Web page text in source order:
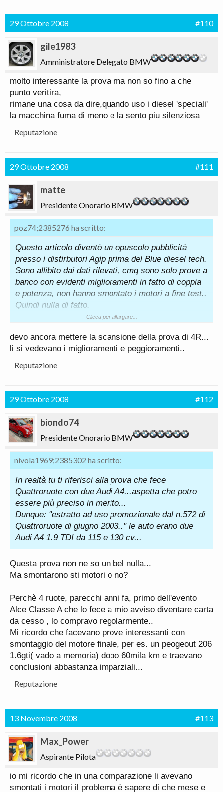
29 Ottobre 2008 #110
gile1983
Amministratore Delegato BMW
molto interessante la prova ma non so fino a che
punto veritira,
rimane una cosa da dire,quando uso i diesel 'speciali'
la macchina fuma di meno e la sento piu silenziosa
Reputazione
29 Ottobre 2008 #111
matte
Presidente Onorario BMW
poz74;2385276 ha scritto:
Questo articolo diventò un opuscolo pubblicità
presso i distirbutori Agip prima del Blue diesel tech.
Sono allibito dai dati rilevati, cmq sono solo prove a
banco con evidenti miglioramenti in fatto di coppia
e potenza, non hanno smontato i motori a fine test..
Quindi nulla di fatto.
Chettelodicoaffà??? In Inglese "Forget about it"
Più bello .
Clicca per allargare...
devo ancora mettere la scansione della prova di 4R...
li si vedevano i miglioramenti e peggioramenti..
Reputazione
29 Ottobre 2008 #112
biondo74
Presidente Onorario BMW
nivola1969;2385302 ha scritto:
In realtà tu ti riferisci alla prova che fece
Quattroruote con due Audi A4...aspetta che potro
essere più preciso in merito...
Dunque: "estratto ad uso promozionale dal n.572 di
Quattroruote di giugno 2003.." le auto erano due
Audi A4 1.9 TDI da 115 e 130 cv...
Questa prova non ne so un bel nulla...
Ma smontarono sti motori o no?
Perchè 4 ruote, parecchi anni fa, primo dell'evento
Alce Classe A che lo fece a mio avviso diventare carta
da cesso , lo compravo regolarmente..
Mi ricordo che facevano prove interessanti con
smontaggio del motore finale, per es. un peogeout 206
1.6gti( vado a memoria) dopo 60mila km e traevano
conclusioni abbastanza imparziali...
Reputazione
13 Novembre 2008 #113
Max_Power
Aspirante Pilota
io mi ricordo che in una comparazione li avevano
smontati i motori il problema è sapere di che mese e